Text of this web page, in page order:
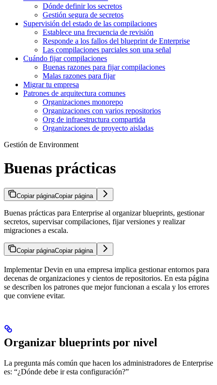
Dónde definir los secretos
Gestión segura de secretos
Supervisión del estado de las compilaciones
Establece una frecuencia de revisión
Responde a los fallos del blueprint de Enterprise
Las compilaciones parciales son una señal
Cuándo fijar compilaciones
Buenas razones para fijar compilaciones
Malas razones para fijar
Migrar tu empresa
Patrones de arquitectura comunes
Organizaciones monorepo
Organizaciones con varios repositorios
Org de infraestructura compartida
Organizaciones de proyecto aisladas
Gestión de Environment
Buenas prácticas
Copiar páginaCopiar página
Buenas prácticas para Enterprise al organizar blueprints, gestionar
secretos, supervisar compilaciones, fijar versiones y realizar
migraciones a escala.
Copiar páginaCopiar página
Implementar Devin en una empresa implica gestionar entornos para
decenas de organizaciones y cientos de repositorios. En esta página
se describen los patrones que mejor funcionan a escala y los errores
que conviene evitar.
Organizar blueprints por nivel
La pregunta más común que hacen los administradores de Enterprise
es: “¿Dónde debe ir esta configuración?”